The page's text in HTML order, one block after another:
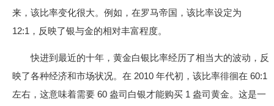
来，该比率变化很大。例如，在罗马帝国，该比率设定为
12:1，反映了银与金的相对丰富程度。
快进到最近的十年，黄金白银比率经历了相当大的波动，反
映了各种经济和市场状况。在 2010 年代初，该比率徘徊在 60:1
左右，这意味着需要 60 盎司白银才能购买 1 盎司黄金。这是一